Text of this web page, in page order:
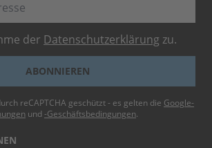
der Datenschutzerklärung zu.
ABONNIEREN
reCAPTCHA geschützt - es gelten die Google-
und -Geschäftsbedingungen.